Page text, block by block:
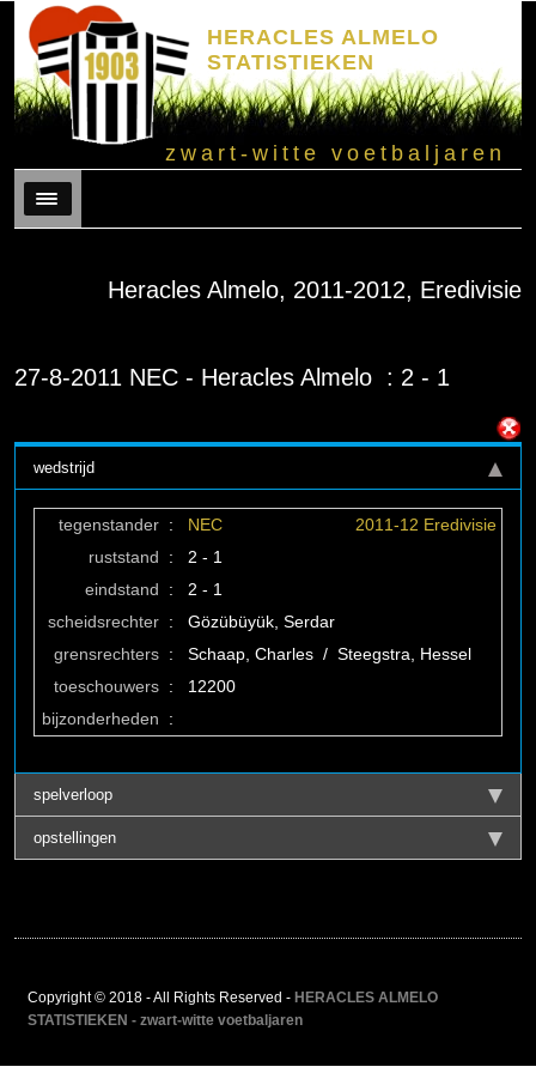
HERACLES ALMELO
STATISTIEKEN
zwart-witte voetbaljaren
Menu
Heracles Almelo, 2011-2012, Eredivisie
27-8-2011 NEC - Heracles Almelo : 2 - 1
wedstrijd
tegenstander : NEC
2011-12 Eredivisie
ruststand
:
2 - 1
eindstand
:
2 - 1
scheidsrechter :
Gözübüyük, Serdar
grensrechters :
Schaap, Charles / Steegstra, Hessel
toeschouwers :
12200
bijzonderheden
:
spelverloop
opstellingen
Copyright © 2018 - All Rights Reserved - HERACLES ALMELO
STATISTIEKEN - zwart-witte voetbaljaren